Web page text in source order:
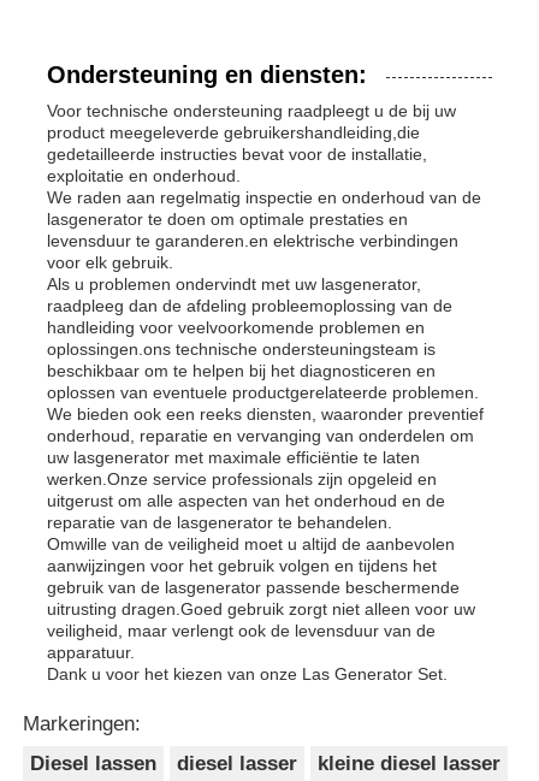
Ondersteuning en diensten:
Voor technische ondersteuning raadpleegt u de bij uw
product meegeleverde gebruikershandleiding,die
gedetailleerde instructies bevat voor de installatie,
exploitatie en onderhoud.
We raden aan regelmatig inspectie en onderhoud van de
lasgenerator te doen om optimale prestaties en
levensduur te garanderen.en elektrische verbindingen
voor elk gebruik.
Als u problemen ondervindt met uw lasgenerator,
raadpleeg dan de afdeling probleemoplossing van de
handleiding voor veelvoorkomende problemen en
oplossingen.ons technische ondersteuningsteam is
beschikbaar om te helpen bij het diagnosticeren en
oplossen van eventuele productgerelateerde problemen.
We bieden ook een reeks diensten, waaronder preventief
onderhoud, reparatie en vervanging van onderdelen om
uw lasgenerator met maximale efficiëntie te laten
werken.Onze service professionals zijn opgeleid en
uitgerust om alle aspecten van het onderhoud en de
reparatie van de lasgenerator te behandelen.
Omwille van de veiligheid moet u altijd de aanbevolen
aanwijzingen voor het gebruik volgen en tijdens het
gebruik van de lasgenerator passende beschermende
uitrusting dragen.Goed gebruik zorgt niet alleen voor uw
veiligheid, maar verlengt ook de levensduur van de
apparatuur.
Dank u voor het kiezen van onze Las Generator Set.
Markeringen:
Diesel lassen
diesel lasser kleine diesel lasser